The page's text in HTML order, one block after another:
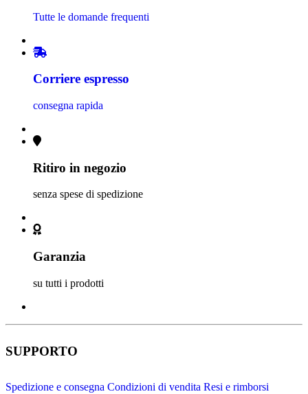
Tutte le domande frequenti
Corriere espresso
consegna rapida
Ritiro in negozio
senza spese di spedizione
Garanzia
su tutti i prodotti
SUPPORTO
Spedizione e consegna Condizioni di vendita Resi e rimborsi